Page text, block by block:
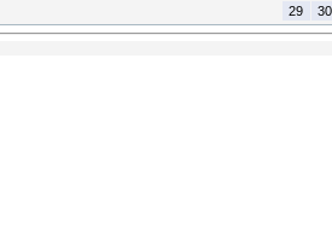
29
30